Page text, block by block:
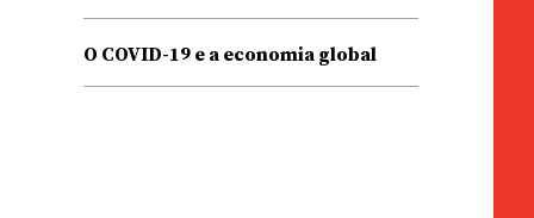
O COVID-19 e a economia global